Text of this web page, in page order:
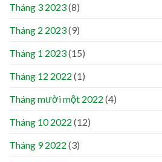
Tháng 3 2023(8)
Tháng 2 2023(9)
Tháng 1 2023(15)
Tháng 12 2022 (1)
Tháng mười một 2022 (4)
Tháng 10 2022 (12)
Tháng 9 2022 (3)